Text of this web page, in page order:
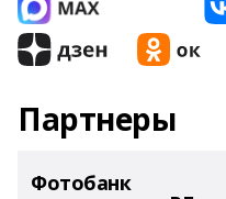
Партнеры
Фотобанк